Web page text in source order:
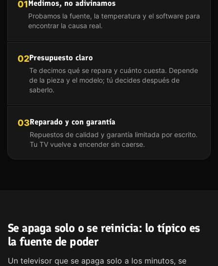
01Medimos, no adivinamos
Probamos la fuente, la temperatura y el software para
encontrar la causa real.
02Presupuesto claro
Te decimos qué se repara y cuánto cuesta. Depende
de la pieza y el modelo; tú decides después de
saberlo.
03Reparado y con garantía
Repuestos de calidad y garantía limitada por escrito.
Tu TV vuelve a encender sin caerse.
Se apaga solo o se reinicia: lo típico es
la fuente de poder
Un televisor que se apaga solo a los minutos, se